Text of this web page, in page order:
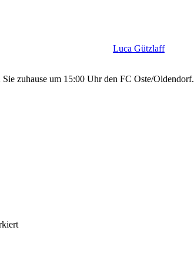
Luca Gützlaff
zuhause um 15:00 Uhr den FC Oste/Oldendorf.